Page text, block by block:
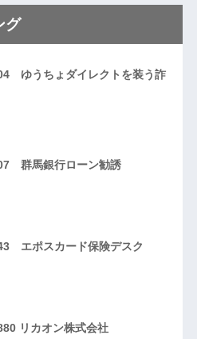
グ
ゆうちょダイレクトを装う詐
群馬銀行ローン勧誘
エポスカード保険デスク
リカオン株式会社